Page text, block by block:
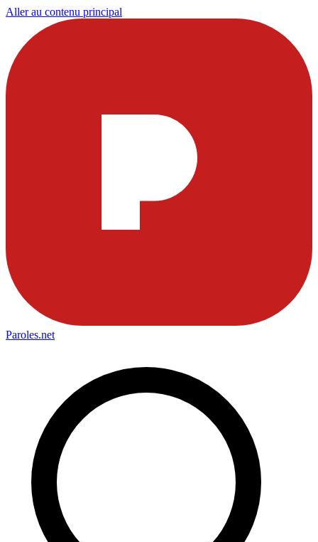
Aller au contenu principal
Paroles.net